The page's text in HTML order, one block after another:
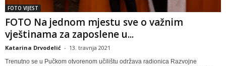
FOTO VIJEST
FOTO Na jednom mjestu sve o važnim
vještinama za zaposlene u...
Katarina Drvodelić - 13. travnja 2021
Trenutno se u Pučkom otvorenom učilištu održava radionica Razvojne